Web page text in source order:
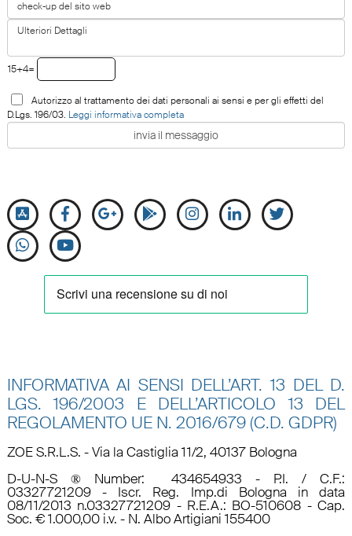
15+4=
Autorizzo al trattamento dei dati personali ai sensi e per gli effetti del
D.Lgs. 196/03. Leggi informativa completa
INFORMATIVA AI SENSI DELL’ART. 13 DEL D.
LGS. 196/2003 E DELL’ARTICOLO 13 DEL
REGOLAMENTO UE N. 2016/679 (C.D. GDPR)
ZOE S.R.L.S. - Via la Castiglia 11/2, 40137 Bologna
D-U-N-S ® Number: 434654933 - P.I. / C.F.:
03327721209 - Iscr. Reg. Imp.di Bologna in data
08/11/2013 n.03327721209 - R.E.A.: BO-510608 - Cap.
Soc. € 1.000,00 i.v. - N. Albo Artigiani 155400